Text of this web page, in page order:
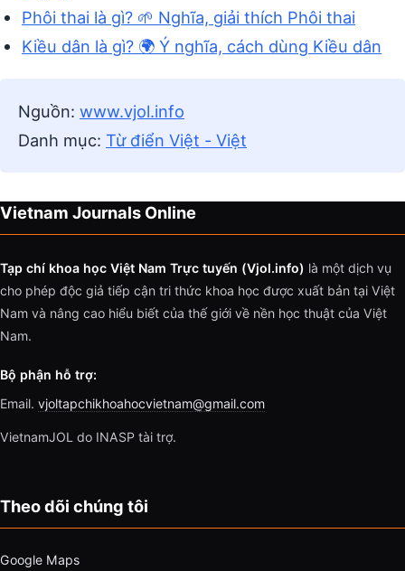
Phôi thai là gì? 🌱 Nghĩa, giải thích Phôi thai
Kiều dân là gì? 🌍 Ý nghĩa, cách dùng Kiều dân
Nguồn: www.vjol.info
Danh mục: Từ điển Việt - Việt
Vietnam Journals Online
Tạp chí khoa học Việt Nam Trực tuyến (Vjol.info) là một dịch vụ
cho phép độc giả tiếp cận tri thức khoa học được xuất bản tại Việt
Nam và nâng cao hiểu biết của thế giới về nền học thuật của Việt
Nam.
Bộ phận hỗ trợ:
Email. vjoltapchikhoahocvietnam@gmail.com
VietnamJOL do INASP tài trợ.
Theo dõi chúng tôi
Google Maps